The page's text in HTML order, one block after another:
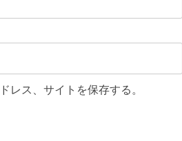
レス、サイトを保存する。